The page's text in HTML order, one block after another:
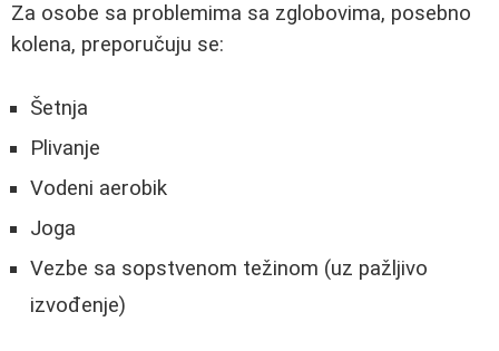
Za osobe sa problemima sa zglobovima, posebno
kolena, preporučuju se:
Šetnja
Plivanje
Vodeni aerobik
Joga
Vezbe sa sopstvenom težinom (uz pažljivo
izvođenje)